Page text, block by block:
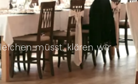
müsst, klären wir